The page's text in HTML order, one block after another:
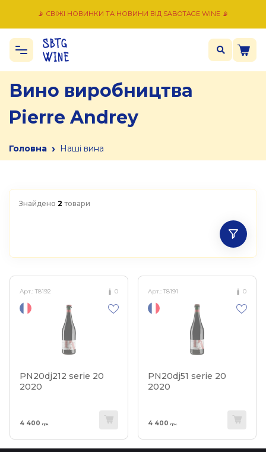
📡 СВІЖІ НОВИНКИ ТА НОВИНИ ВІД SABOTAGE WINE 📡
Вино виробництва
Pierre Andrey
Головна › Наші вина
Знайдено 2 товари
Арт.: T8192 0
PN20dj212 serie 20
2020
4 400 грн.
Арт.: T8191 0
PN20dj51 serie 20
2020
4 400 грн.